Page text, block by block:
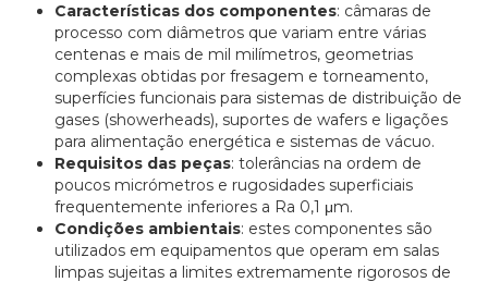
Características dos componentes: câmaras de
processo com diâmetros que variam entre várias
centenas e mais de mil milímetros, geometrias
complexas obtidas por fresagem e torneamento,
superfícies funcionais para sistemas de distribuição de
gases (showerheads), suportes de wafers e ligações
para alimentação energética e sistemas de vácuo.
Requisitos das peças: tolerâncias na ordem de
poucos micrómetros e rugosidades superficiais
frequentemente inferiores a Ra 0,1 μm.
Condições ambientais: estes componentes são
utilizados em equipamentos que operam em salas
limpas sujeitas a limites extremamente rigorosos de